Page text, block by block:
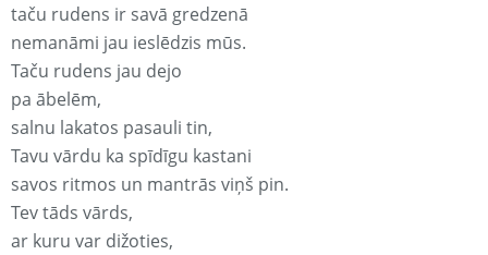
taču rudens ir savā gredzenā
nemanāmi jau ieslēdzis mūs.
Taču rudens jau dejo
pa ābelēm,
salnu lakatos pasauli tin,
Tavu vārdu ka spīdīgu kastani
savos ritmos un mantrās viņš pin.
Tev tāds vārds,
ar kuru var dižoties,